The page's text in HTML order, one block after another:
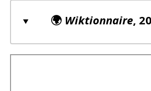
🌍 Wiktionnaire,